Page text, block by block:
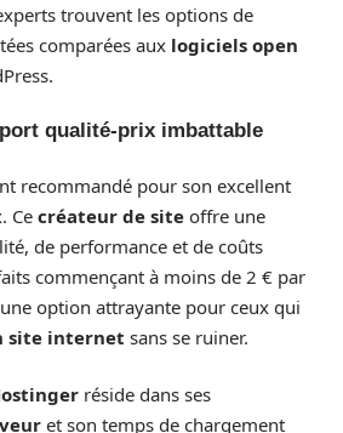
trouvent les options de
comparées aux logiciels open
qualité-prix imbattable
recommandé pour son excellent
. Ce créateur de site offre une
de performance et de coûts
commençant à moins de 2 € par
option attrayante pour ceux qui
site internet sans se ruiner.
réside dans ses
et son temps de chargement